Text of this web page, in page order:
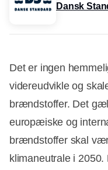
Dansk
Det er ingen
videreudvikle og
brændstoffer. Det
europæiske og
brændstoffer skal
klimaneutrale i 2050.